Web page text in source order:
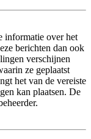
informatie over het
berichten dan ook
verschijnen
ze geplaatst
het van de vereiste
kan plaatsen. De